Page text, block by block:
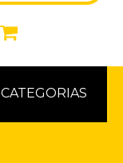
CATEGORIAS